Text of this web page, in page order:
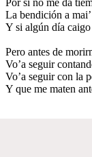
La bendición a
Y si algún día
Pero antes de
Vo’a seguir
Vo’a seguir con la
Y que me maten